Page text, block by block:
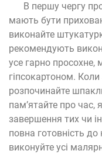
В першу чергу
мають бути
виконайте
рекомендують
усе гарно просохне,
гіпсокартоном.
розпочинайте
пам’ятайте про час,
завершення тих чи
повна готовність
виконуйте усі